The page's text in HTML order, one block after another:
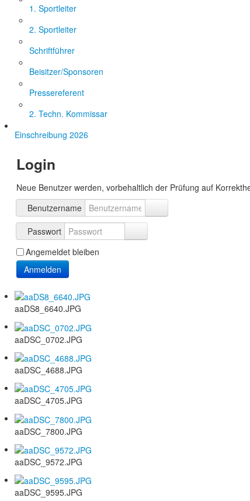
1. Sportleiter
2. Sportleiter
Schriftführer
Beisitzer/Sponsoren
Pressereferent
2. Techn. Kommissar
Einschreibung 2026
Login
Neue Benutzer werden, vorbehaltlich der Prüfung auf
Benutzername
Passwort
Angemeldet bleiben
Anmelden
aaDS8_6640.JPG
aaDSC_0702.JPG
aaDSC_4688.JPG
aaDSC_4705.JPG
aaDSC_7800.JPG
aaDSC_9572.JPG
aaDSC_9595.JPG